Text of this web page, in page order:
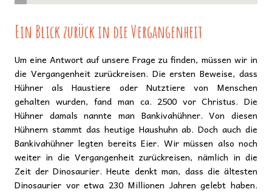
Ein Blick zurück in die Vergangenheit
Um eine Antwort auf unsere Frage zu finden, müssen wir in
die Vergangenheit zurückreisen. Die ersten Beweise, dass
Hühner als Haustiere oder Nutztiere von Menschen
gehalten wurden, fand man ca. 2500 vor Christus. Die
Hühner damals nannte man Bankivahühner. Von diesen
Hühnern stammt das heutige Haushuhn ab. Doch auch die
Bankivahühner legten bereits Eier. Wir müssen also noch
weiter in die Vergangenheit zurückreisen, nämlich in die
Zeit der Dinosaurier. Heute denkt man, dass die ältesten
Dinosaurier vor etwa 230 Millionen Jahren gelebt haben.